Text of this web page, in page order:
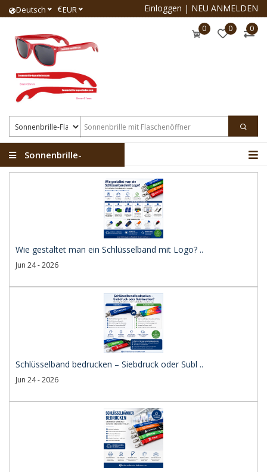
Deutsch €EUR Einloggen | NEU ANMELDEN
0 0 0
Sonnenbrille-
Wie gestaltet man ein Schlüsselband mit Logo? ..
Jun 24 - 2026
Schlüsselband bedrucken – Siebdruck oder Subl ..
Jun 24 - 2026